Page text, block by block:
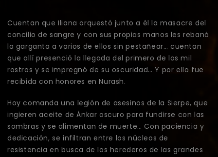
Cuentan que Iliana orquestó junto a él la masacre del
concilio de sangre y con sus propias manos les rebanó
la garganta a varios de ellos sin pestañear… cuentan
que allí presenció la llegada del primero de los mil
rostros y se impregnó de su oscuridad… Y por ello fue
recibida con honores en Nurash.
Hoy comanda una legión de asesinos de la Sierpe, que
ingieren aceite de Ánkar oscuro para fundirse con las
sombras y se alimentan de muerte… Con paciencia y
dedicación, se infiltran entre los núcleos de
resistencia en busca de los herederos de las grandes